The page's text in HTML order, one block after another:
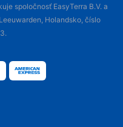
spoločnosť EasyTerra B.V. a
Holandsko, číslo